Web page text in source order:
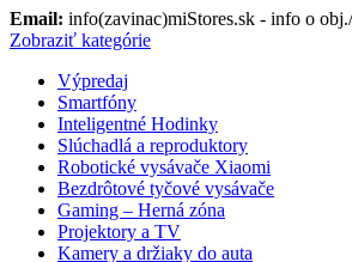
Email: info(zavinac)miStores.sk - info o
Zobraziť kategórie
Výpredaj
Smartfóny
Inteligentné Hodinky
Slúchadlá a reproduktory
Robotické vysávače Xiaomi
Bezdrôtové tyčové vysávače
Gaming – Herná zóna
Projektory a TV
Kamery a držiaky do auta